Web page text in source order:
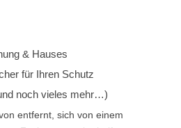
& Hauses
für Ihren Schutz
noch vieles mehr…)
entfernt, sich von einem